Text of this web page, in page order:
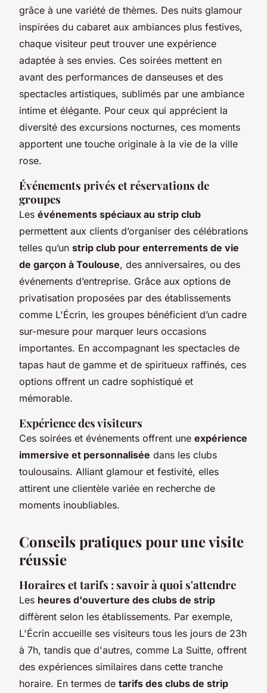
grâce à une variété de thèmes. Des nuits glamour
inspirées du cabaret aux ambiances plus festives,
chaque visiteur peut trouver une expérience
adaptée à ses envies. Ces soirées mettent en
avant des performances de danseuses et des
spectacles artistiques, sublimés par une ambiance
intime et élégante. Pour ceux qui apprécient la
diversité des excursions nocturnes, ces moments
apportent une touche originale à la vie de la ville
rose.
Événements privés et réservations de
groupes
Les événements spéciaux au strip club
permettent aux clients d’organiser des célébrations
telles qu’un strip club pour enterrements de vie
de garçon à Toulouse, des anniversaires, ou des
événements d’entreprise. Grâce aux options de
privatisation proposées par des établissements
comme L'Écrin, les groupes bénéficient d’un cadre
sur-mesure pour marquer leurs occasions
importantes. En accompagnant les spectacles de
tapas haut de gamme et de spiritueux raffinés, ces
options offrent un cadre sophistiqué et
mémorable.
Expérience des visiteurs
Ces soirées et événements offrent une expérience
immersive et personnalisée dans les clubs
toulousains. Alliant glamour et festivité, elles
attirent une clientèle variée en recherche de
moments inoubliables.
Conseils pratiques pour une visite
réussie
Horaires et tarifs : savoir à quoi s'attendre
Les heures d'ouverture des clubs de strip
diffèrent selon les établissements. Par exemple,
L'Écrin accueille ses visiteurs tous les jours de 23h
à 7h, tandis que d'autres, comme La Suitte, offrent
des expériences similaires dans cette tranche
horaire. En termes de tarifs des clubs de strip